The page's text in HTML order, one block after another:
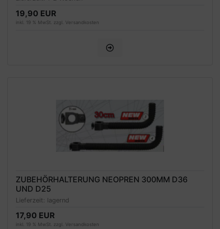
19,90 EUR
inkl. 19 % MwSt. zzgl. Versandkosten
ZUBEHÖRHALTERUNG NEOPREN 300MM D36
UND D25
Lieferzeit: lagernd
17,90 EUR
inkl. 19 % MwSt. zzgl. Versandkosten